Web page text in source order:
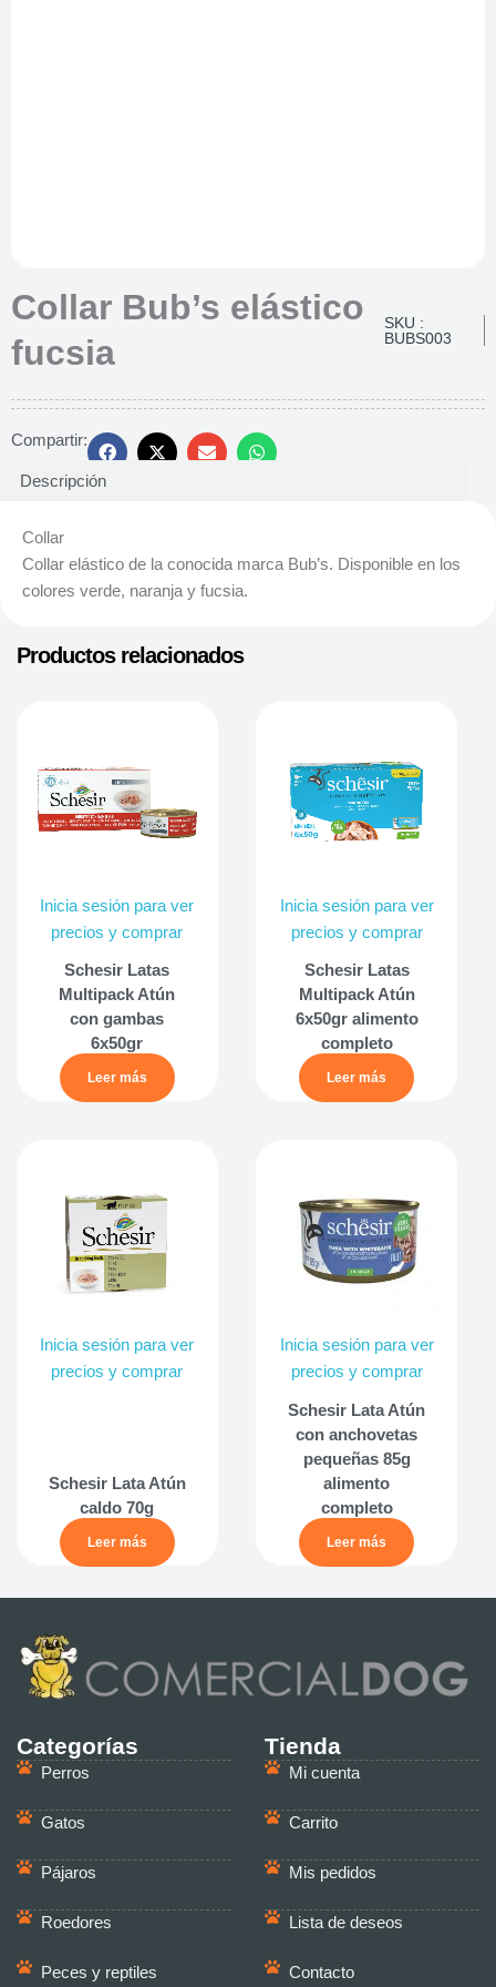
Collar Bub’s elástico
fucsia
SKU :
BUBS003
Compartir:
Descripción
Collar
Collar elástico de la conocida marca Bub’s. Disponible en los
colores verde, naranja y fucsia.
Productos relacionados
Inicia sesión para ver
precios y comprar
Schesir Latas
Multipack Atún
con gambas
6x50gr
Leer más
Inicia sesión para ver
precios y comprar
Schesir Latas
Multipack Atún
6x50gr alimento
completo
Leer más
Inicia sesión para ver
precios y comprar
Schesir Lata Atún
caldo 70g
Leer más
Inicia sesión para ver
precios y comprar
Schesir Lata Atún
con anchovetas
pequeñas 85g
alimento
completo
Leer más
Categorías
Perros
Gatos
Pájaros
Roedores
Peces y reptiles
Tienda
Mi cuenta
Carrito
Mis pedidos
Lista de deseos
Contacto